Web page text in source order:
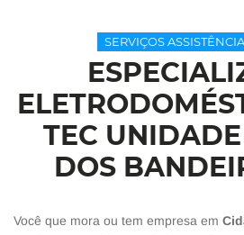
SERVIÇOS
TEC
DOS
Você que mora ou tem empresa em